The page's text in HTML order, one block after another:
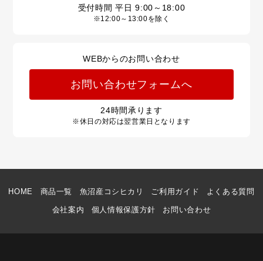
受付時間 平日9:00～18:00
※12:00～13:00を除く
WEBからのお問い合わせ
お問い合わせフォームへ
24時間承ります
※休日の対応は翌営業日となります
HOME 商品一覧 魚沼産コシヒカリ ご利用ガイド よくある質問
会社案内 個人情報保護方針 お問い合わせ